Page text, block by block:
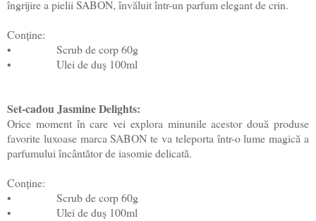
îngrijire a pielii SABON, învăluit într-un parfum elegant de crin.
Conține:
•
Scrub de corp 60g
•
Ulei de duș 100ml
Set-cadou Jasmine Delights:
Orice moment în care vei explora minunile acestor două produse
favorite luxoase marca SABON te va teleporta într-o lume magică a
parfumului încântător de iasomie delicată.
Conține:
•
Scrub de corp 60g
•
Ulei de duș 100ml